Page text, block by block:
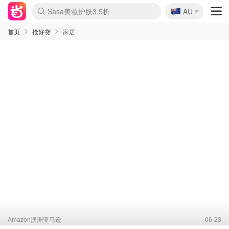
lululemon本周上新
Sasa美妆护肤3.5折
SSENSE年中3折
FreshBeauty好价汇总
Cettire降价+叠9折
Farfetch折上8折
WWS Coles超市实拍
viagogo二手票捡漏
Myer清仓1折起
The Outnet奢牌1折起
David Jones 3折起
Flannels大牌1折
Perfumes Club护肤1折
AMIRO返校季6.2折
Oweek抽奖送Airpods
Amazon折扣汇总
eToro入金$200送$50
Amazon数码好物
ICONIC本周7.5折
ThedoubleF高奢地板价
Moose Knuckles 6折
丝芙兰5折起
EUFY官网3.7折起
Selenichast首饰2折
Trip机票酒店促销
YSL送5件彩妆礼
Amazon家居好物
BIGBANG巡演开票
David Jones时尚3折
Amazon美妆护肤
雅漾大喷$8
过敏原检测盒$33
伊索独家赠50ml沐浴露
科颜氏送高保湿面霜
CW药房打折海报
SEALIFE海洋馆门票6折
丝塔芙大白罐$16
订阅Newsletter送香薰
Cult Beauty 6.8折
Harrods圣诞日历2.3折
LN-CC奢牌私促3折
d'Alba空姐喷雾$16
EVE LOM套装逆天2折
Bernardelli独家4折
Adore Beauty 6折起
CT圣诞日历
Mytheresa奢品2.7折
🇦🇺
AU
首页 抢好货 家居
Amazon澳洲亚马逊 06-23